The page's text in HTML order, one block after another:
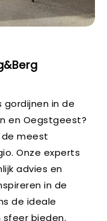
gordijnen in de
en Oegstgeest?
de meest
Onze experts
advies en
in de
de ideale
bieden.